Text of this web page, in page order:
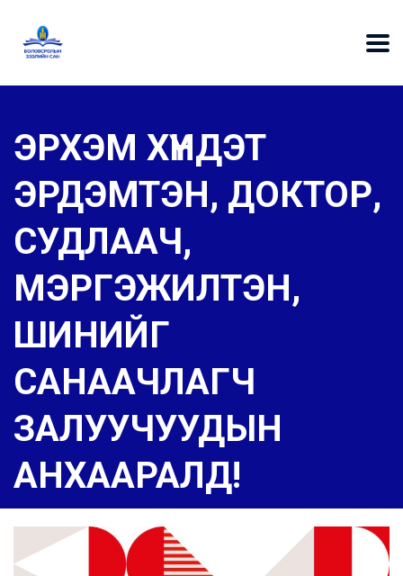
ЭРХЭМ ХҮНДЭТ
ЭРДЭМТЭН, ДОКТОР,
СУДЛААЧ,
МЭРГЭЖИЛТЭН,
ШИНИЙГ
САНААЧЛАГЧ
ЗАЛУУЧУУДЫН
АНХААРАЛД!